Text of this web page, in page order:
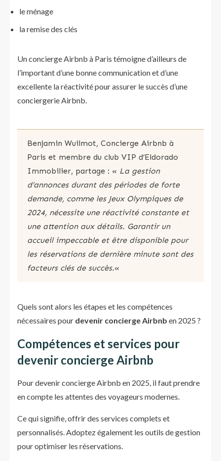
le ménage
la remise des clés
Un concierge Airbnb à Paris témoigne d’ailleurs de
l’important d’une bonne communication et d’une
excellente la réactivité pour assurer le succès d’une
conciergerie Airbnb.
Benjamin Wuilmot, Concierge Airbnb à
Paris et membre du club VIP d’Eldorado
Immobilier, partage : « La gestion
d’annonces durant des périodes de forte
demande, comme les Jeux Olympiques de
2024, nécessite une réactivité constante et
une attention aux détails. Garantir un
accueil impeccable et être disponible pour
les réservations de dernière minute sont des
facteurs clés de succès.«
Quels sont alors les étapes et les compétences
nécessaires pour devenir concierge Airbnb en 2025 ?
Compétences et services pour
devenir concierge Airbnb
Pour devenir concierge Airbnb en 2025, il faut prendre
en compte les attentes des voyageurs modernes.
Ce qui signifie, offrir des services complets et
personnalisés. Adoptez également les outils de gestion
pour optimiser les réservations.